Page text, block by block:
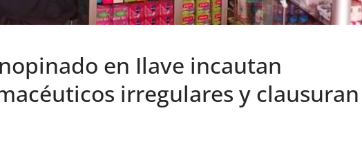
en Ilave incautan
irregulares y clausuran